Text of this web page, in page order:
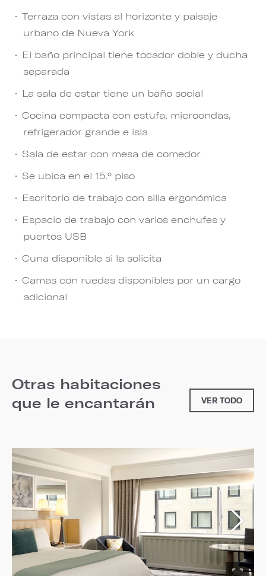
Terraza con vistas al horizonte y paisaje
urbano de Nueva York
El baño principal tiene tocador doble y ducha
separada
La sala de estar tiene un baño social
Cocina compacta con estufa, microondas,
refrigerador grande e isla
Sala de estar con mesa de comedor
Se ubica en el 15.° piso
Escritorio de trabajo con silla ergonómica
Espacio de trabajo con varios enchufes y
puertos USB
Cuna disponible si la solicita
Camas con ruedas disponibles por un cargo
adicional
Otras habitaciones
que le encantarán
VER TODO